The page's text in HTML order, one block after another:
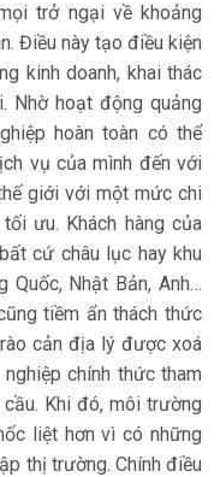
trở ngại về khoảng
Điều này tạo điều kiện
kinh doanh, khai thác
Nhờ hoạt động quảng
hoàn toàn có thể
vụ của mình đến với
giới với một mức chi
ưu. Khách hàng của
cứ châu lục hay khu
Quốc, Nhật Bản, Anh…
tiềm ẩn thách thức
cản địa lý được xoá
chính thức tham
Khi đó, môi trường
liệt hơn vì có những
thị trường. Chính điều